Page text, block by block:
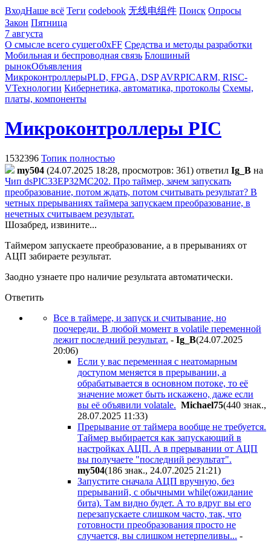
ВходНаше всё Теги codebook 无线电组件 Поиск Опросы
Закон Пятница
7 августа
О смысле всего сущего0xFF Средства и методы разработки
Мобильная и беспроводная связь Блошиный
рынокОбъявления
МикроконтроллерыPLD, FPGA, DSP AVRPICARM, RISC-
VТехнологии Кибернетика, автоматика, протоколы Схемы,
платы, компоненты
Микроконтроллеры PIC
1532396 Топик полностью
my504 (24.07.2025 18:28, просмотров: 361) ответил Ig_B на
Чип dsPIC33EP32MC202. Про таймер, зачем запускать
преобразование, потом ждать, потом считывать результат? В
четных прерываниях таймера запускаем преобразование, в
нечетных считываем результат.
Шозабред, извините...
Таймером запускаете преобразование, а в прерываниях от
АЦП забираете результат.
Заодно узнаете про наличие результата автоматически.
Ответить
Все в таймере, и запуск и считывание, но
поочереди. В любой момент в volatile переменной
лежит последний результат. - Ig_B(24.07.2025
20:06)
Если у вас переменная с неатомарным
доступом меняется в прерывании, а
обрабатывается в основном потоке, то её
значение может быть искажено, даже если
вы её объявили volatale. Michael75(440 знак.,
28.07.2025 11:33)
Прерывание от таймера вообще не требуется.
Таймер выбирается как запускающий в
настройках АЦП. А в прерывании от АЦП
вы получаете "последний результат".
my504(186 знак., 24.07.2025 21:21)
Запустите сначала АЦП вручную, без
прерываний, с обычными while(ожидание
бита). Там видно будет. А то вдруг вы его
перезапускаете слишком часто, так, что
готовности преобразования просто не
случается, вы слишком нетерпеливы... -